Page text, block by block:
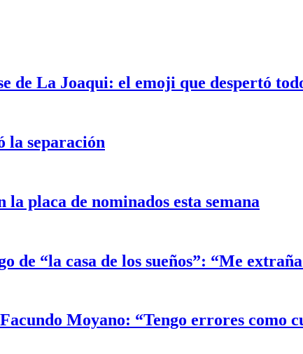
de La Joaqui: el emoji que despertó
la separación
placa de nominados esta semana
“la casa de los sueños”: “Me
Moyano: “Tengo errores como